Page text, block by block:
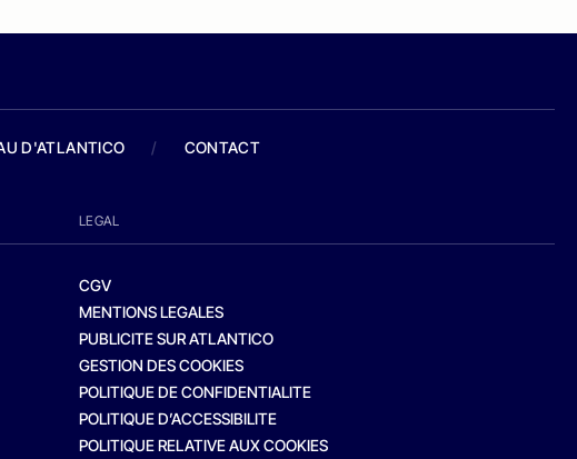
D'ATLANTICO / CONTACT
LEGAL
CGV
MENTIONS LEGALES
PUBLICITE SUR ATLANTICO
GESTION DES COOKIES
POLITIQUE DE CONFIDENTIALITE
POLITIQUE D’ACCESSIBILITE
POLITIQUE RELATIVE AUX COOKIES